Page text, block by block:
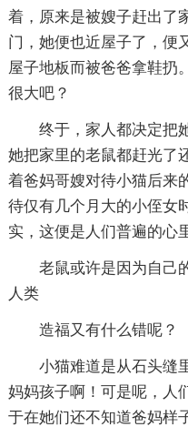
着，原来是被嫂子赶出了
门，她便也近屋子了，便
屋子地板而被爸爸拿鞋扔
很大吧？
终于，家人都决定把
她把家里的老鼠都赶光了
着爸妈哥嫂对待小猫后来
待仅有几个月大的小侄女
实，这便是人们普遍的心
老鼠或许是因为自己
人类
造福又有什么错呢？
小猫难道是从石头缝
妈妈孩子啊！可是呢，人
于在她们还不知道爸妈样